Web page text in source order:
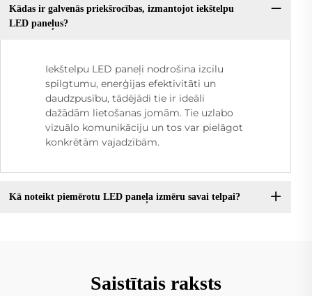
Kādas ir galvenās priekšrocības, izmantojot iekštelpu
LED paneļus?
Iekštelpu LED paneļi nodrošina izcilu
spilgtumu, enerģijas efektivitāti un
daudzpusību, tādējādi tie ir ideāli
dažādām lietošanas jomām. Tie uzlabo
vizuālo komunikāciju un tos var pielāgot
konkrētām vajadzībām.
Kā noteikt piemērotu LED paneļa izmēru savai telpai?
Saistītais raksts